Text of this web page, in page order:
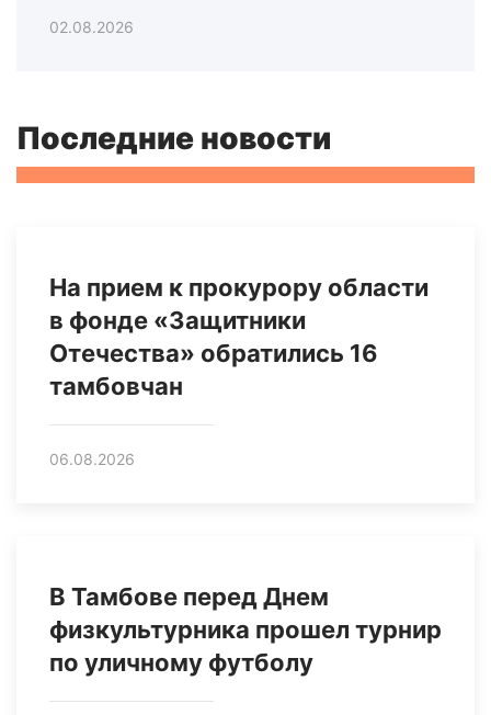
02.08.2026
Последние новости
На прием к прокурору области
в фонде «Защитники
Отечества» обратились 16
тамбовчан
06.08.2026
В Тамбове перед Днем
физкультурника прошел турнир
по уличному футболу